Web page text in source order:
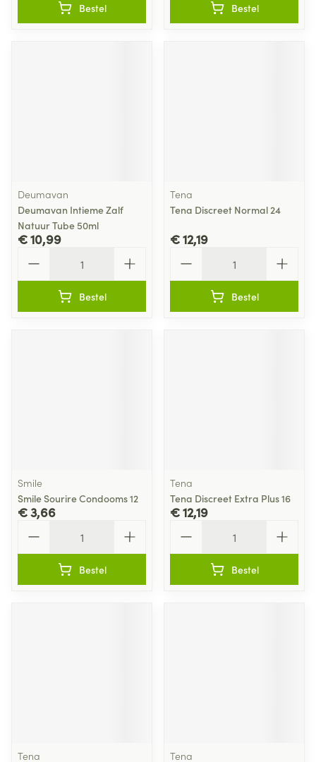
Bestel Bestel
Deumavan
Deumavan Intieme Zalf
Natuur Tube 50ml
€ 10,99
Bestel
Tena
Tena Discreet Normal 24
€ 12,19
Bestel
Smile
Smile Sourire Condooms 12
€ 3,66
Bestel
Tena
Tena Discreet Extra Plus 16
€ 12,19
Bestel
Tena Tena